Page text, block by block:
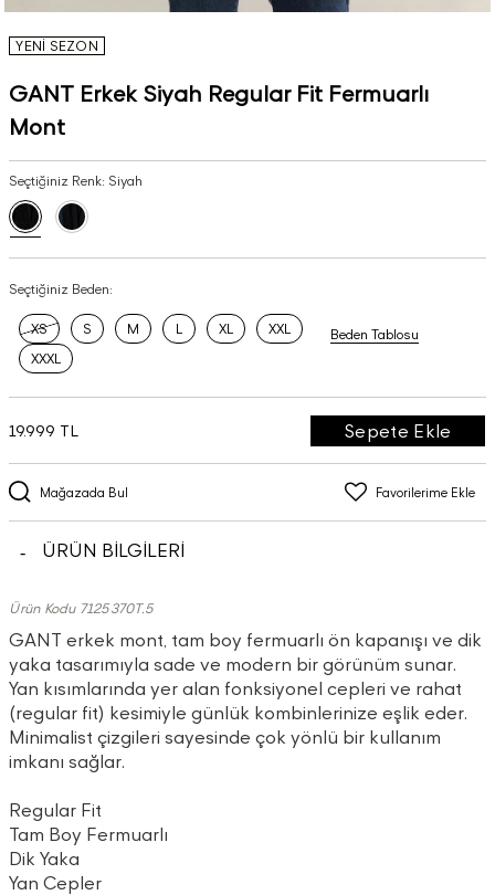
YENİ SEZON
GANT Erkek Siyah Regular Fit Fermuarlı
Mont
Seçtiğiniz Renk: Siyah
Seçtiğiniz Beden:
XS S M L XL
XXL
XXXL
Beden Tablosu
Mağazada Bul Favorilerime Ekle
19.999 TL Sepete Ekle
ÜRÜN BİLGİLERİ
Ürün Kodu 7125370T.5
GANT erkek mont, tam boy fermuarlı ön kapanışı ve dik
yaka tasarımıyla sade ve modern bir görünüm sunar.
Yan kısımlarında yer alan fonksiyonel cepleri ve rahat
(regular fit) kesimiyle günlük kombinlerinize eşlik eder.
Minimalist çizgileri sayesinde çok yönlü bir kullanım
imkanı sağlar.
Regular Fit
Tam Boy Fermuarlı
Dik Yaka
Yan Cepler